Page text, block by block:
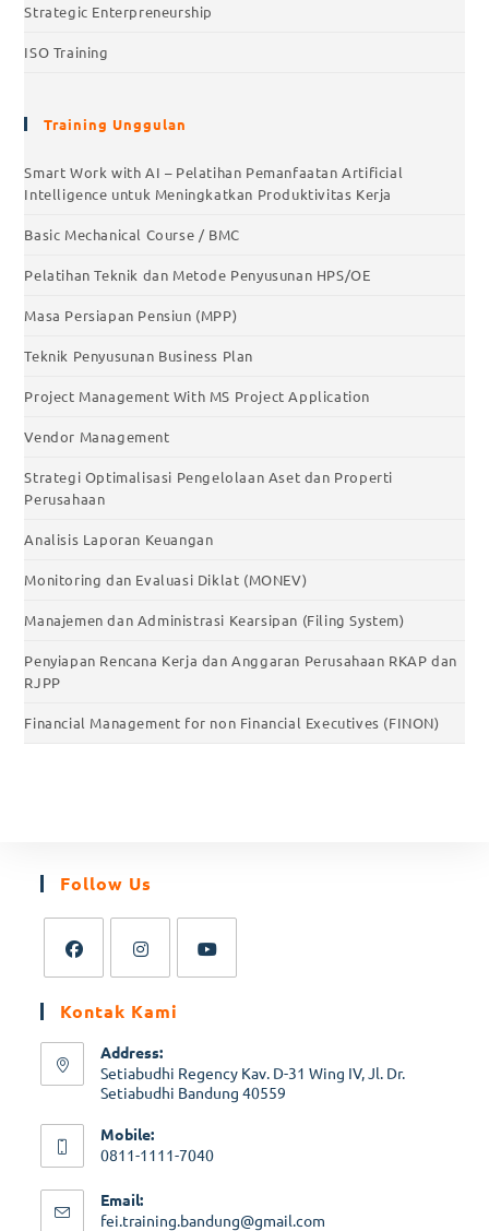
Strategic Enterpreneurship
ISO Training
Training Unggulan
Smart Work with AI – Pelatihan Pemanfaatan Artificial
Intelligence untuk Meningkatkan Produktivitas Kerja
Basic Mechanical Course / BMC
Pelatihan Teknik dan Metode Penyusunan HPS/OE
Masa Persiapan Pensiun (MPP)
Teknik Penyusunan Business Plan
Project Management With MS Project Application
Vendor Management
Strategi Optimalisasi Pengelolaan Aset dan Properti
Perusahaan
Analisis Laporan Keuangan
Monitoring dan Evaluasi Diklat (MONEV)
Manajemen dan Administrasi Kearsipan (Filing System)
Penyiapan Rencana Kerja dan Anggaran Perusahaan RKAP dan
RJPP
Financial Management for non Financial Executives (FINON)
Follow Us
Kontak Kami
Address:
Setiabudhi Regency Kav. D-31 Wing IV, Jl. Dr.
Setiabudhi Bandung 40559
Mobile:
0811-1111-7040
Email:
fei.training.bandung@gmail.com